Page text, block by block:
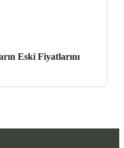
Eski Fiyatlarını